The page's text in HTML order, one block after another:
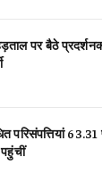
पर बैठे
परिसंपत्तियां